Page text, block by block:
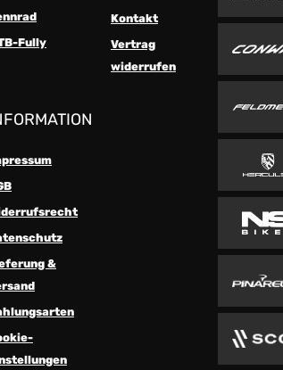
Fully
Kontakt
Vertrag
widerrufen
&